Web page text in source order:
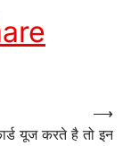
यूज करते है तो इन
⟶